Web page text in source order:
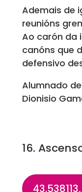
Ademais de
reunións
Ao carón da
canóns que
defensivo
Alumnado de
Dionisio
16.